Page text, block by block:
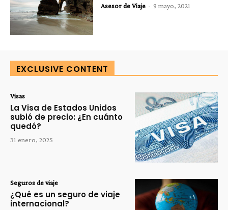
Asesor de Viaje - 9 mayo, 2021
EXCLUSIVE CONTENT
Visas
La Visa de Estados Unidos
subió de precio: ¿En cuánto
quedó?
31 enero, 2025
Seguros de viaje
¿Qué es un seguro de viaje
internacional?